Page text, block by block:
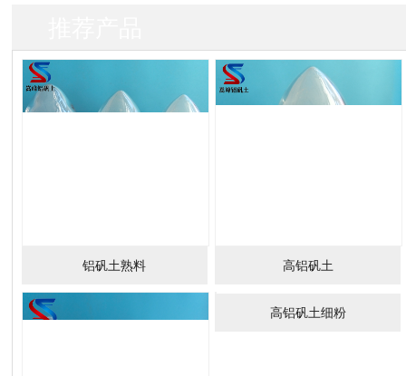
铝矾土熟料 高铝矾土
高铝矾土细粉